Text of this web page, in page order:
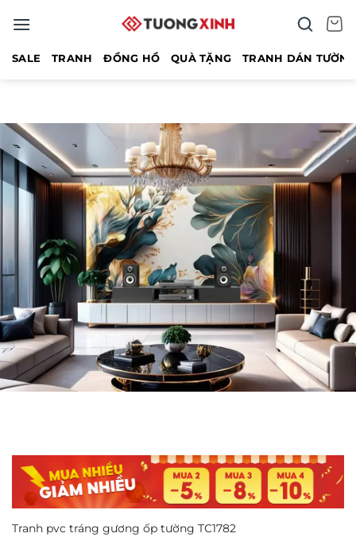
qua
SALE TRANH ĐỒNG HỒ QUÀ TẶNG TRANH DÁN
Tranh pvc tráng gương ốp tường TC1782